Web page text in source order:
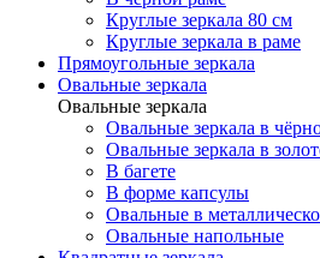
Круглые зеркала 80 см
Круглые зеркала в раме
Прямоугольные зеркала
Овальные зеркала
Овальные зеркала
Овальные зеркала в
Овальные зеркала в
В багете
В форме капсулы
Овальные в
Овальные напольные